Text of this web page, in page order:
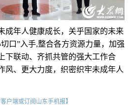
年人健康成长，关乎国家的未来
口”入手,整合各方资源力量，加强
下联动、齐抓共管的强大工作合
风、更大力度，织密织牢未成年人
户端或订阅山东手机报】